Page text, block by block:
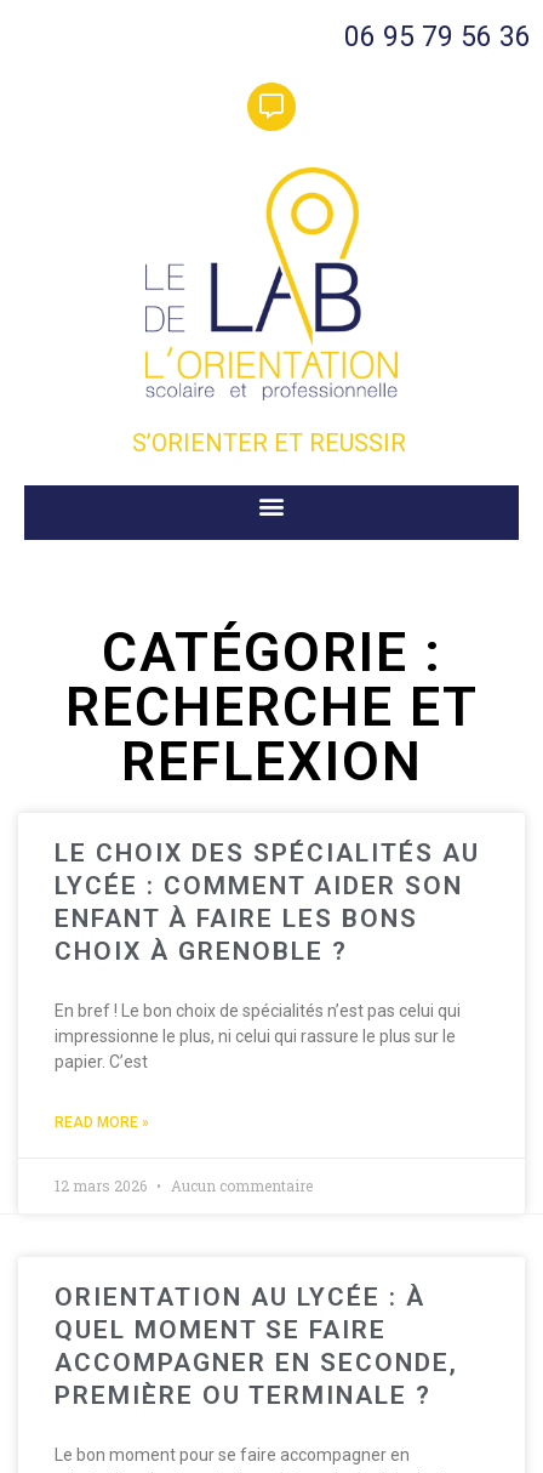
06 95 79 56 36
S’ORIENTER ET REUSSIR
CATÉGORIE :
RECHERCHE ET
REFLEXION
LE CHOIX DES SPÉCIALITÉS AU
LYCÉE : COMMENT AIDER SON
ENFANT À FAIRE LES BONS
CHOIX À GRENOBLE ?
En bref ! Le bon choix de spécialités n’est pas celui qui
impressionne le plus, ni celui qui rassure le plus sur le
papier. C’est
READ MORE »
12 mars 2026 Aucun commentaire
ORIENTATION AU LYCÉE : À
QUEL MOMENT SE FAIRE
ACCOMPAGNER EN SECONDE,
PREMIÈRE OU TERMINALE ?
Le bon moment pour se faire accompagner en